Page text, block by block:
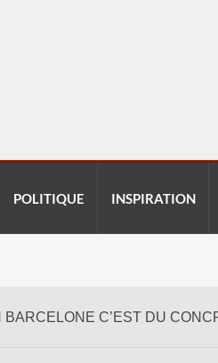
POLITIQUE INSPIRATION
C’EST DU